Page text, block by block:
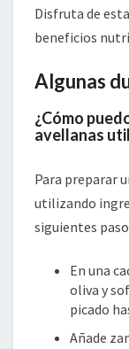
Disfruta de esta
beneficios
Algunas
¿Cómo
avellanas
Para preparar
utilizando
siguientes
En una
oliva y
picado
Añade